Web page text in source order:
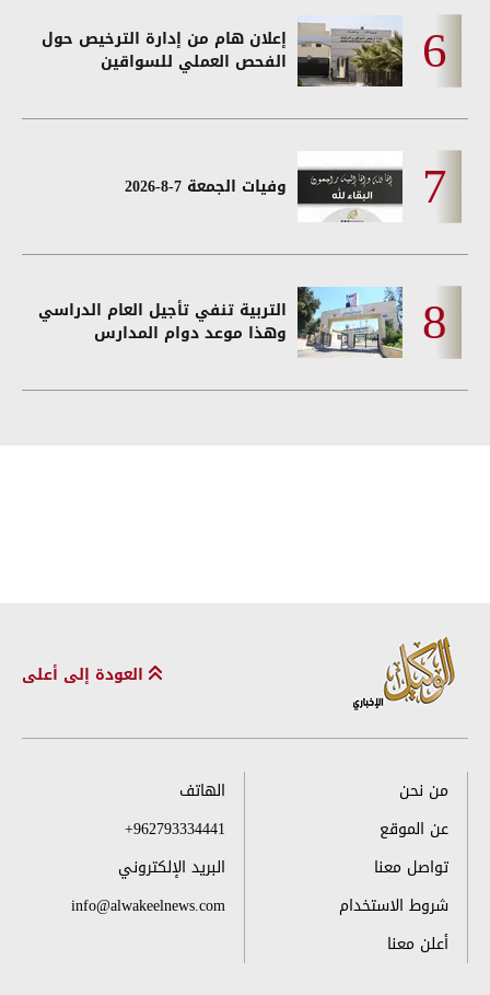
إعلان هام من إدارة الترخيص حول
الفحص العملي للسواقين
وفيات الجمعة 7-8-2026
التربية تنفي تأجيل العام الدراسي
وهذا موعد دوام المدارس
العودة إلى أعلى
من نحن
عن الموقع
تواصل معنا
شروط الاستخدام
أعلن معنا
الهاتف
+962793334441
البريد الإلكتروني
info@alwakeelnews.com